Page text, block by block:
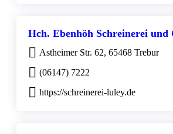
Hch. Ebenhöh Schreinerei und
Astheimer Str. 62, 65468 Trebur
(06147) 7222
https://schreinerei-luley.de